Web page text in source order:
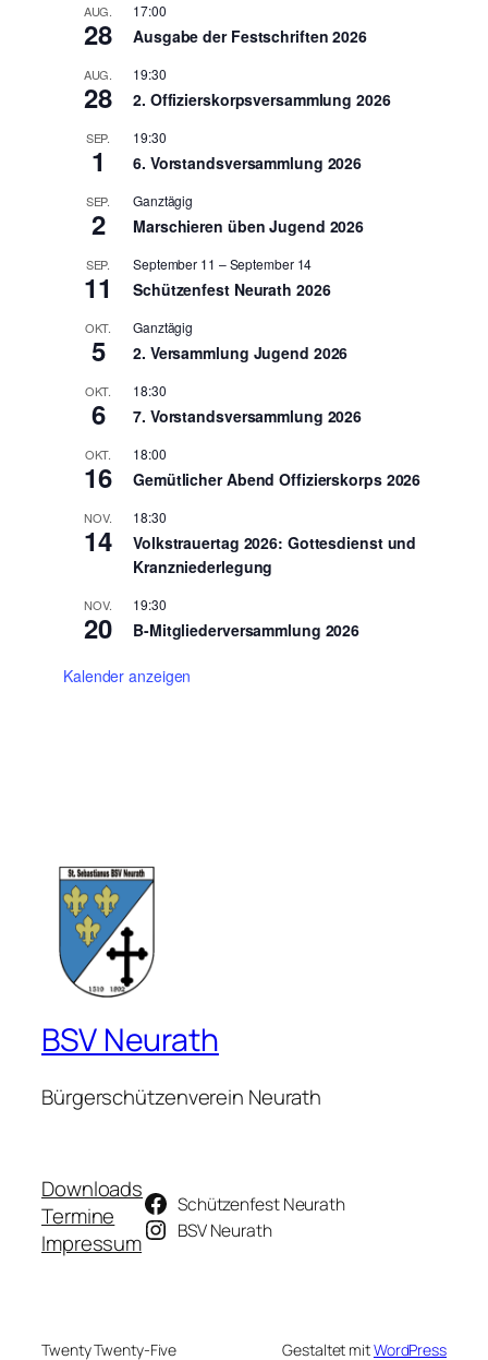
AUG.
28
17:00
Ausgabe der Festschriften 2026
AUG.
28
19:30
2. Offizierskorpsversammlung 2026
SEP.
1
19:30
6. Vorstandsversammlung 2026
SEP.
2
Ganztägig
Marschieren üben Jugend 2026
SEP.
11
September 11 –September 14
Schützenfest Neurath 2026
OKT.
5
Ganztägig
2. Versammlung Jugend 2026
OKT.
6
18:30
7. Vorstandsversammlung 2026
OKT.
16
18:00
Gemütlicher Abend Offizierskorps 2026
NOV.
14
18:30
Volkstrauertag 2026: Gottesdienst und
Kranzniederlegung
NOV.
20
19:30
B-Mitgliederversammlung 2026
Kalender anzeigen
BSV Neurath
Bürgerschützenverein Neurath
Downloads
Termine
Impressum
Schützenfest Neurath
BSV Neurath
Twenty Twenty-Five Gestaltet mitWordPress